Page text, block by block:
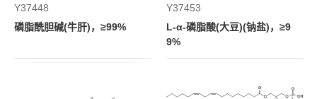
Y37448
磷脂酰胆碱(牛肝)，≥99%
Y37453
L-α-磷脂酸(大豆)(钠盐)，≥9
9%